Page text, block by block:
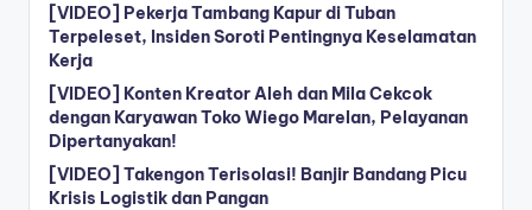
[VIDEO] Pekerja Tambang Kapur di Tuban
Terpeleset, Insiden Soroti Pentingnya Keselamatan
Kerja
[VIDEO] Konten Kreator Aleh dan Mila Cekcok
dengan Karyawan Toko Wiego Marelan, Pelayanan
Dipertanyakan!
[VIDEO] Takengon Terisolasi! Banjir Bandang Picu
Krisis Logistik dan Pangan